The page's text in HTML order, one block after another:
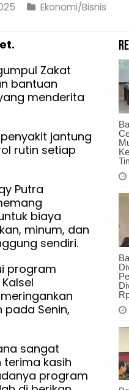
Ekonomi/Bisnis
Zakat
bantuan
menderita
jantung
rutin setiap
Putra
biaya
minum, dan
sendiri.
program
Senin,
sangat
kasih
program